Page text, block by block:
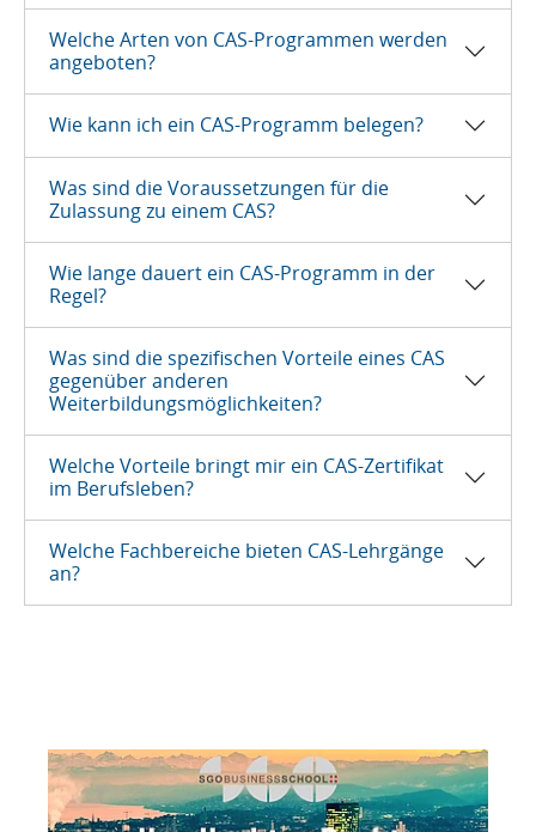
Welche Arten von CAS-Programmen werden
angeboten?
Wie kann ich ein CAS-Programm belegen?
Was sind die Voraussetzungen für die
Zulassung zu einem CAS?
Wie lange dauert ein CAS-Programm in der
Regel?
Was sind die spezifischen Vorteile eines CAS
gegenüber anderen
Weiterbildungsmöglichkeiten?
Welche Vorteile bringt mir ein CAS-Zertifikat
im Berufsleben?
Welche Fachbereiche bieten CAS-Lehrgänge
an?